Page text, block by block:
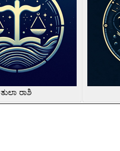
ತುಲಾ ರಾಶಿ